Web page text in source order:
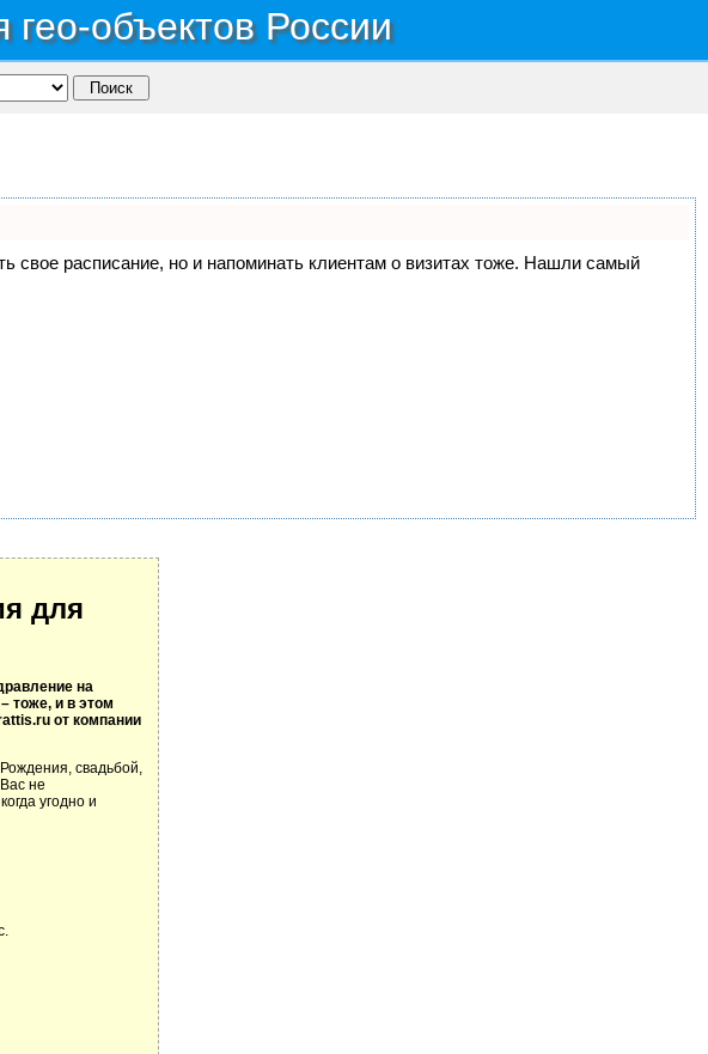
объектов России
свое расписание, но и напоминать клиентам о визитах тоже. Нашли самый
для
на
тоже, и в этом
от компании
свадьбой,
не
угодно и